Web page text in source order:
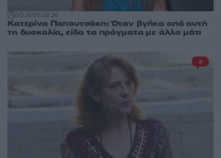
00:1605.08.26
Κατερίνα Παπουτσάκη: Όταν βγήκα από αυτή
τη δυσκολία, είδα τα πράγματα με άλλο μάτι
8